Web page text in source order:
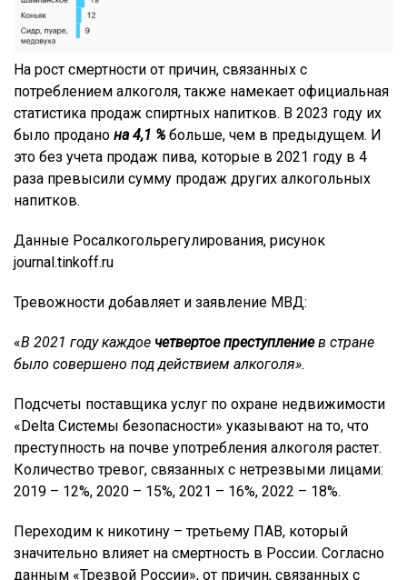
На рост смертности от причин, связанных с
потреблением алкоголя, также намекает официальная
статистика продаж спиртных напитков. В 2023 году их
было продано на 4,1 % больше, чем в предыдущем. И
это без учета продаж пива, которые в 2021 году в 4
раза превысили сумму продаж других алкогольных
напитков.
Данные Росалкогольрегулирования, рисунок
journal.tinkoff.ru
Тревожности добавляет и заявление МВД:
«В 2021 году каждое четвертое преступлениев стране
было совершено под действием алкоголя».
Подсчеты поставщика услуг по охране недвижимости
«Delta Системы безопасности» указывают на то, что
преступность на почве употребления алкоголя растет.
Количество тревог, связанных с нетрезвыми лицами:
2019 – 12%, 2020 – 15%, 2021 – 16%, 2022 – 18%.
Переходим к никотину – третьему ПАВ, который
значительно влияет на смертность в России. Согласно
данным «Трезвой России», от причин, связанных с